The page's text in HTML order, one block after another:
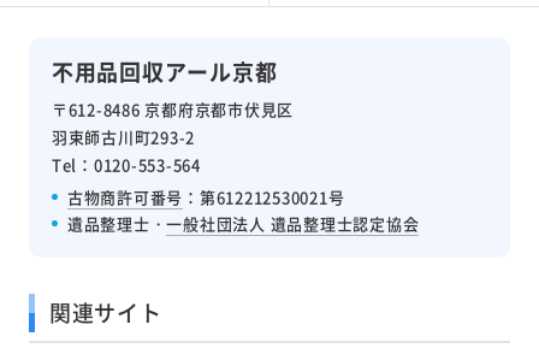
不用品回収アール京都
〒612-8486 京都府京都市伏見区
羽束師古川町293-2
Tel：0120-553-564
古物商許可番号 ：第612212530021号
遺品整理士・一般社団法人 遺品整理士認定協会
関連サイト